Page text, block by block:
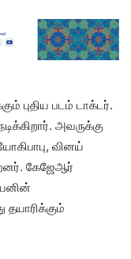
புதிய படம் டாக்டர்.
அவருக்கு
வினய்
கேஜேஆர்